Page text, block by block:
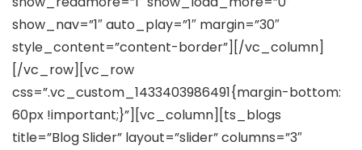
show_nav=”1″ auto_play=”1″ margin=”30″
style_content=”content-border”][/vc_column]
[/vc_row][vc_row
css=”.vc_custom_1433403986491{margin-bottom:
60px !important;}”][vc_column][ts_blogs
title=”Blog Slider” layout=”slider” columns=”3″